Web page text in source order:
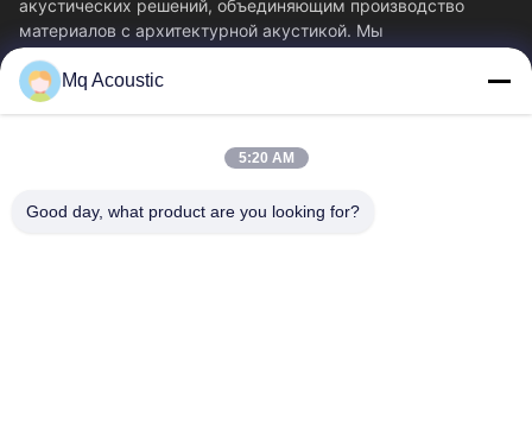
акустических решений, объединяющим производство
материалов с архитектурной акустикой. Мы
специализируемся...
Быстрые Связи
О Нас
Экскурсия По Заводу
Контроль Качества
Mq Acoustic
5:20 AM
Good day, what product are you looking for?